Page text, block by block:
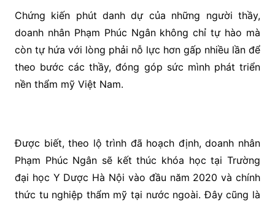
Chứng kiến phút danh dự của những người thầy,
doanh nhân Phạm Phúc Ngân không chỉ tự hào mà
còn tự hứa với lòng phải nỗ lực hơn gấp nhiều lần để
theo bước các thầy, đóng góp sức mình phát triển
nền thẩm mỹ Việt Nam.
Được biết, theo lộ trình đã hoạch định, doanh nhân
Phạm Phúc Ngân sẽ kết thúc khóa học tại Trường
đại học Y Dược Hà Nội vào đầu năm 2020 và chính
thức tu nghiệp thẩm mỹ tại nước ngoài. Đây cũng là